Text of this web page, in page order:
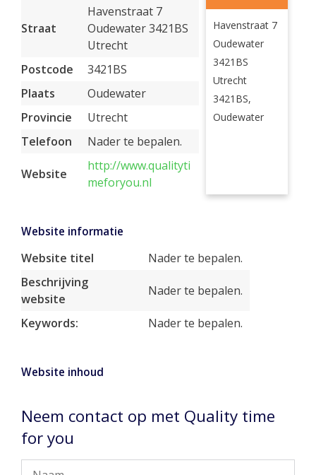
Straat
Havenstraat 7
Oudewater 3421BS
Utrecht
Postcode
3421BS
Plaats
Oudewater
Provincie
Utrecht
Telefoon
Nader te bepalen.
Website
http://www.qualityti
meforyou.nl
Havenstraat 7
Oudewater
3421BS
Utrecht
3421BS,
Oudewater
Website informatie
Website titel
Nader te bepalen.
Beschrijving
website
Nader te bepalen.
Keywords: Nader te bepalen.
Website inhoud
Neem contact op met Quality time
for you